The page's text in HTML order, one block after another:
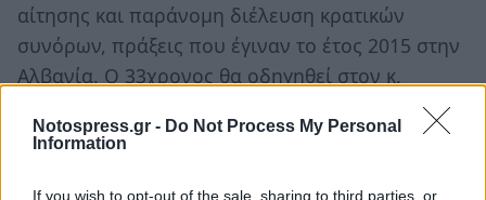
Notospress.gr - Do Not Process My Personal
Information
If you wish to opt-out of the sale, sharing to third parties, or
αίτησης και παράνομη διέλευση κρατικών
συνόρων, πράξεις που έγιναν το έτος 2015 στην
Αλβανία. Ο 33χρονος θα οδηγηθεί στον κ.